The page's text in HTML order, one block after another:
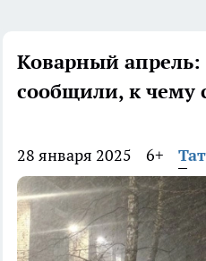
Коварный
сообщили, к чему
28 января 2025 6+